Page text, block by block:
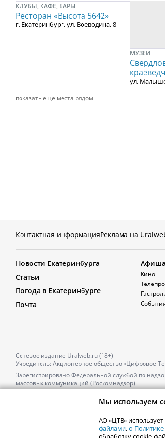
КЛУБЫ, КАФЕ, БАРЫ
Ресторан «Высота 5642»
г. Екатеринбург, ул. Воеводина, 8
МУЗЕИ
ул.
показать еще места рядом
Контактная информацияРеклама на
Новости Екатеринбурга
Статьи
Погода в Екатеринбурге
Почта
Афиша
Кино
Сетевое издание Uralweb.ru (18+)
Учредитель: Акционерное общество «Цифровое
Зарегистрировано Федеральной службой по
массовых коммуникаций (Роскомнадзор)
Регистрационный номер и дата принятия
+7 (912) 244-87-87,
Электронный адрес редакции:news@uralweb.ru
Мы используем
АО «ЦТВ»
файлами,о
обработку cookie-